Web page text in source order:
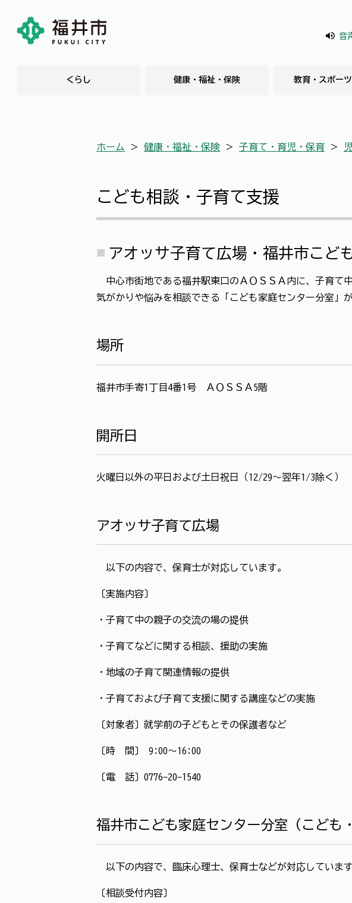
音
くらし 健康・福祉・保険 教育・スポー
ホーム ＞ 健康・福祉・保険 ＞ 子育て・育児・保育 ＞
こども相談・子育て支援
アオッサ子育て広場・福井市こど
中心市街地である福井駅東口のＡＯＳＳＡ内に、子育て
気がかりや悩みを相談できる「こども家庭センター分室」が
場所
福井市手寄1丁目4番1号 ＡＯＳＳＡ5階
開所日
火曜日以外の平日および土日祝日（12/29～翌年1/3除く）
アオッサ子育て広場
以下の内容で、保育士が対応しています。
〔実施内容〕
・子育て中の親子の交流の場の提供
・子育てなどに関する相談、援助の実施
・地域の子育て関連情報の提供
・子育ておよび子育て支援に関する講座などの実施
〔対象者〕就学前の子どもとその保護者など
〔時 間〕 9:00～16:00
〔電 話〕0776-20-1540
福井市こども家庭センター分室（こども
以下の内容で、臨床心理士、保育士などが対応しています
〔相談受付内容〕